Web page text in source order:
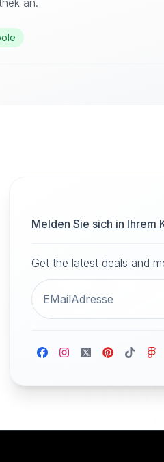
an.
Melden Sie sich in Ihrem
Get the latest deals and